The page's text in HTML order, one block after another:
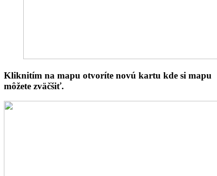
Kliknitím na mapu otvoríte novú kartu kde si mapu
môžete zväčšiť.